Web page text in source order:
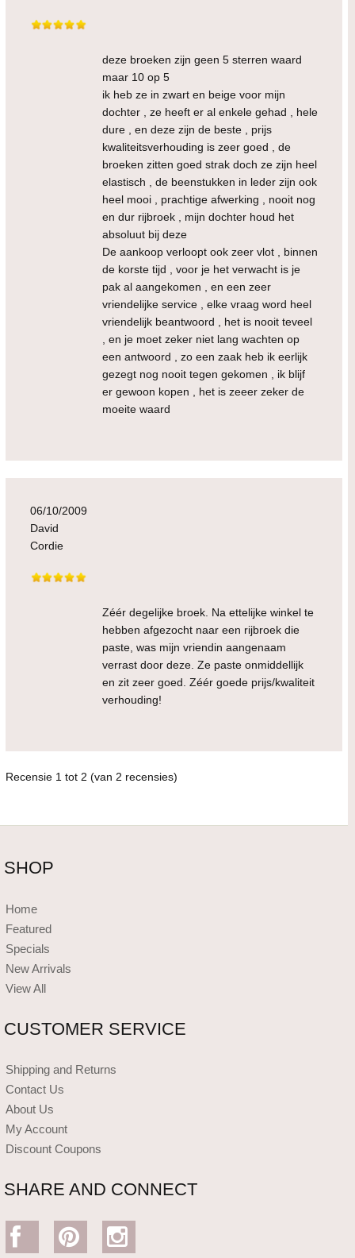
deze broeken zijn geen 5 sterren waard
maar 10 op 5
ik heb ze in zwart en beige voor mijn
dochter , ze heeft er al enkele gehad , hele
dure , en deze zijn de beste , prijs
kwaliteitsverhouding is zeer goed , de
broeken zitten goed strak doch ze zijn heel
elastisch , de beenstukken in leder zijn ook
heel mooi , prachtige afwerking , nooit nog
en dur rijbroek , mijn dochter houd het
absoluut bij deze
De aankoop verloopt ook zeer vlot , binnen
de korste tijd , voor je het verwacht is je
pak al aangekomen , en een zeer
vriendelijke service , elke vraag word heel
vriendelijk beantwoord , het is nooit teveel
, en je moet zeker niet lang wachten op
een antwoord , zo een zaak heb ik eerlijk
gezegt nog nooit tegen gekomen , ik blijf
er gewoon kopen , het is zeeer zeker de
moeite waard
06/10/2009
David
Cordie
Zéér degelijke broek. Na ettelijke winkel te
hebben afgezocht naar een rijbroek die
paste, was mijn vriendin aangenaam
verrast door deze. Ze paste onmiddellijk
en zit zeer goed. Zéér goede prijs/kwaliteit
verhouding!
Recensie 1 tot 2 (van 2 recensies)
SHOP
Home
Featured
Specials
New Arrivals
View All
CUSTOMER SERVICE
Shipping and Returns
Contact Us
About Us
My Account
Discount Coupons
SHARE AND CONNECT